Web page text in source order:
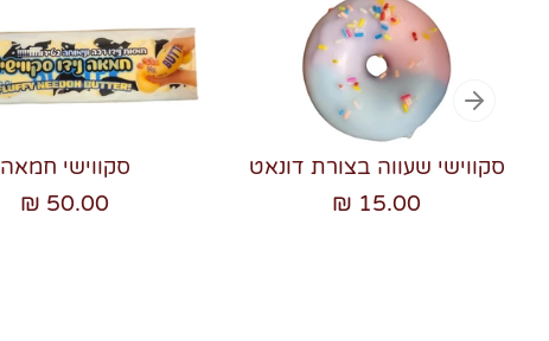
סקווישי חמאה
50.00 ₪
סקווישי שעווה בצורת דונאט
15.00 ₪